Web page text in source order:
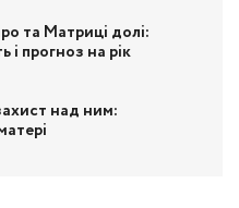
та Матриці долі:
і прогноз на рік
над ним: